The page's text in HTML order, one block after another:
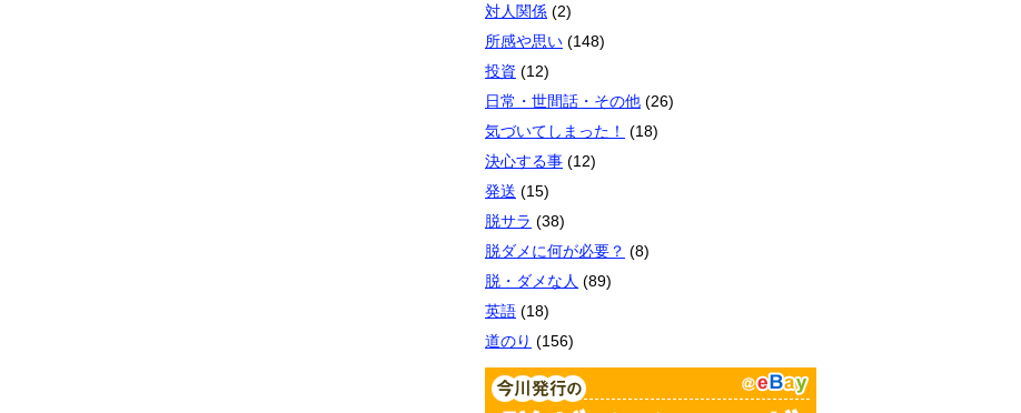
対人関係 (2)
所感や思い (148)
投資 (12)
日常・世間話・その他 (26)
気づいてしまった！
(18)
決心する事 (12)
発送 (15)
脱サラ (38)
脱ダメに何が必要？ (8)
脱・ダメな人 (89)
英語 (18)
道のり (156)